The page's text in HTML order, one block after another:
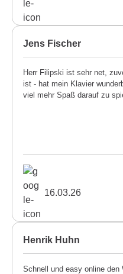
Jens Fischer
Herr Filipski ist sehr net,
ist - hat mein Klavier
viel mehr Spaß darauf zu
16.03.26
Henrik Huhn
Schnell und easy online den